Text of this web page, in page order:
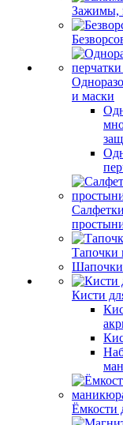
Зажимы,
и маски
Тапочки
Шапочки
Кисти
Ёмкости